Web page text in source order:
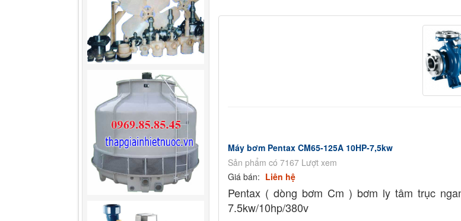
Máy bơm Pentax CM65-125A 10HP-7,5kw
Sản phẩm có 7167 Lượt xem
Giá bán: Liên hệ
Pentax ( dòng bơm Cm ) bơm ly tâm trục
7.5kw/10hp/380v